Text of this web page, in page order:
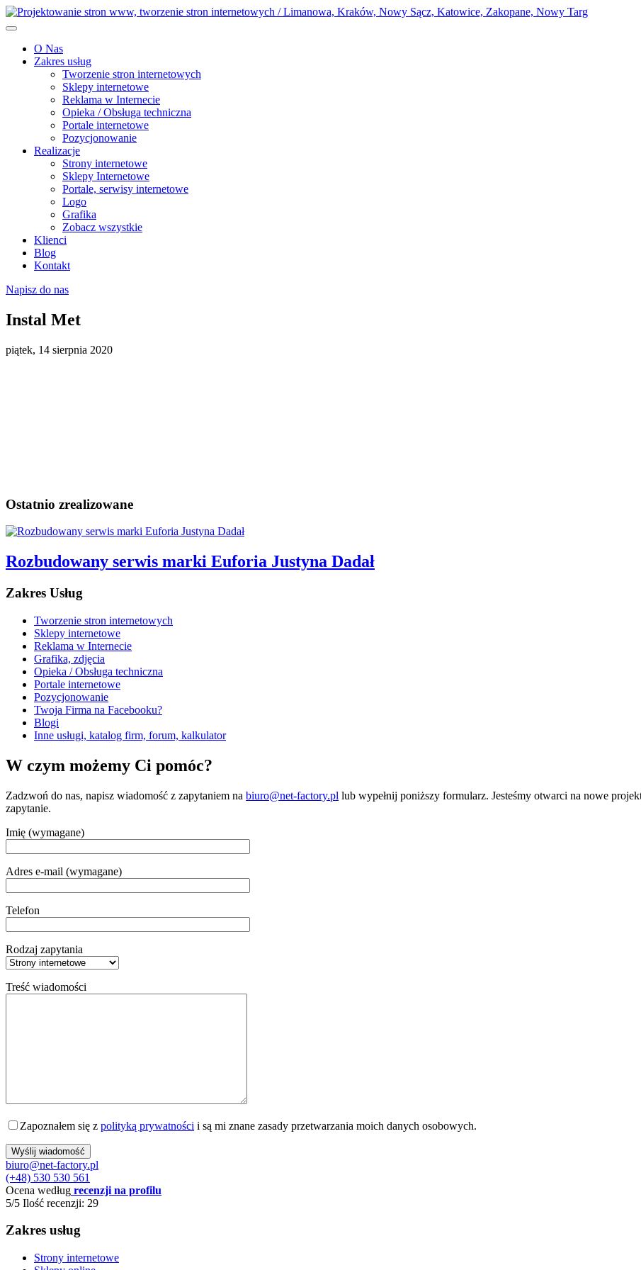
O Nas
Zakres usług
Tworzenie stron internetowych
Sklepy internetowe
Reklama w Internecie
Opieka / Obsługa techniczna
Portale internetowe
Pozycjonowanie
Realizacje
Strony internetowe
Sklepy Internetowe
Portale, serwisy internetowe
Logo
Grafika
Zobacz wszystkie
Klienci
Blog
Kontakt
Napisz do nas
Instal Met
piątek, 14 sierpnia 2020
Ostatnio zrealizowane
Rozbudowany serwis marki Euforia Justyna Dadał
Zakres Usług
Tworzenie stron internetowych
Sklepy internetowe
Reklama w Internecie
Grafika, zdjęcia
Opieka / Obsługa techniczna
Portale internetowe
Pozycjonowanie
Twoja Firma na Facebooku?
Blogi
Inne usługi, katalog firm, forum, kalkulator
W czym możemy Ci pomóc?
Zadzwoń do nas, napisz wiadomość z zapytaniem na biuro@net-factory.pl lub wypełnij poniższy formularz. Jesteśmy otwarci na nowe
zapytanie.
Imię (wymagane)
Adres e-mail (wymagane)
Telefon
Rodzaj zapytania
Treść wiadomości
Zapoznałem się z polityką prywatności i są mi znane zasady przetwarzania moich danych osobowych.
biuro@net-factory.pl
(+48) 530 530 561
Ocena według recenzji na profilu
5/5 Ilość recenzji: 29
Zakres usług
Strony internetowe